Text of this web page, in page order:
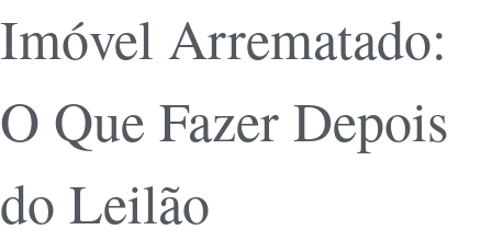
Imóvel Arrematado:
O Que Fazer Depois
do Leilão